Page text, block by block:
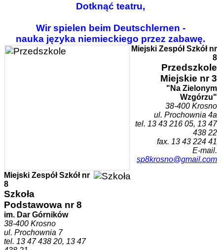
Dotknąć teatru,
Wir spielen beim Deutschlernen -
nauka języka niemieckiego przez zabawę.
Miejski Zespół Szkół nr
8
Przedszkole
Miejskie nr 3
"Na Zielonym
Wzgórzu"
38-400 Krosno
ul. Prochownia 4a
tel. 13 43 216 05, 13 47
438 22
fax. 13 43 224 41
E-mail.
sp8krosno@gmail.com
Miejski Zespół Szkół nr
8
Szkoła
Podstawowa nr 8
im. Dar Górników
38-400 Krosno
ul. Prochownia 7
tel. 13 47 438 20, 13 47